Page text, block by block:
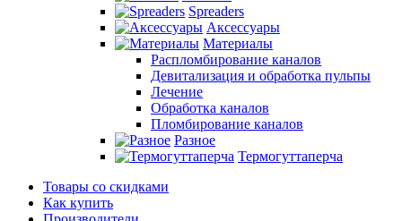
Spreaders
Аксессуары
Материалы
Распломбирование каналов
Девитализация и обработка пульпы
Лечение
Обработка каналов
Пломбирование каналов
Разное
Термогуттаперча
Товары со скидками
Как купить